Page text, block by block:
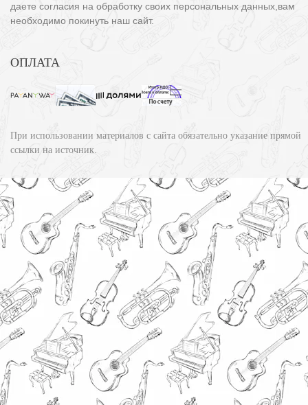
даете согласия на обработку своих персональных данных,вам
необходимо покинуть наш сайт.
ОПЛАТА
При использовании материалов с сайта обязательно указание прямой
ссылки на источник.